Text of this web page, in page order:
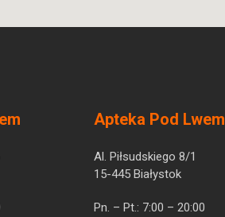
Apteka Pod Lwem
Al. Piłsudskiego 8/1
15-445 Białystok
Pn. – Pt.: 7:00 – 20:00